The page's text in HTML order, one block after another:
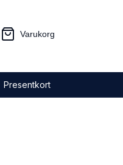
Varukorg
Presentkort